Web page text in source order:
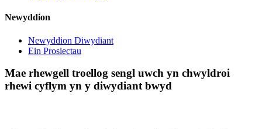
Newyddion
Newyddion Diwydiant
Ein Prosiectau
Mae rhewgell troellog sengl uwch yn chwyldroi
rhewi cyflym yn y diwydiant bwyd